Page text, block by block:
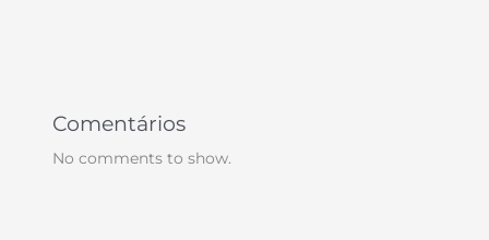
Comentários
No comments to show.